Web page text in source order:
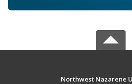
Northwest Nazarene